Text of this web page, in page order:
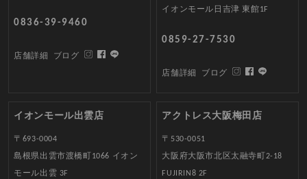
0836-39-9460
店舗詳細 ブログ
イオンモール日吉津 東館1F
0859-27-7530
店舗詳細 ブログ
イオンモール出雲店
〒693-0004
島根県出雲市渡橋町1066 イオン
モール出雲 3F
アクトレス大阪梅田店
〒530-0051
大阪府大阪市北区太融寺町2-18
FUJIRIN8 2F